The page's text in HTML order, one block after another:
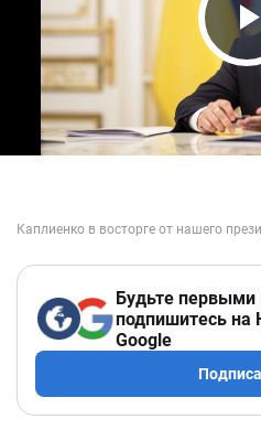
Будьте первыми
подпишитесь на
Google